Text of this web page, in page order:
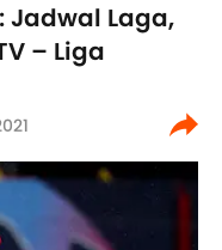
Jadwal Laga,
– Liga